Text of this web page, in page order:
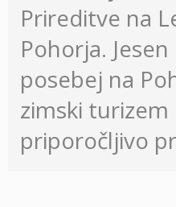
Prireditve na
Pohorja.
posebej na
zimski
priporočljivo